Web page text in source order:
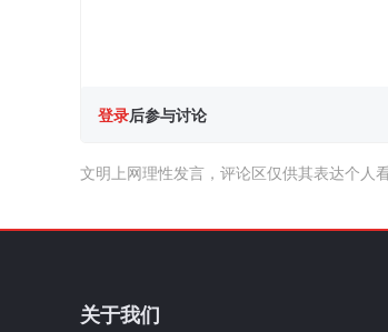
登录后参与讨论
文明上网理性发言，评论区仅供其表达个人
关于我们